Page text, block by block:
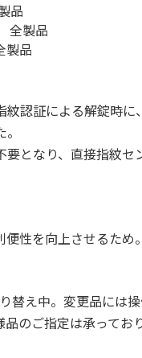
品
製品
品
認証による解錠時
となり、直接指紋
性を向上させるため。
替え中。変更品には
のご指定は承って